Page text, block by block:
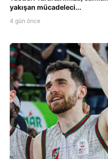
yakışan mücadeleci...
4 gün önce